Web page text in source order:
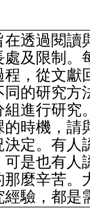
在透過閱讀
處及限制。
程，從文獻
同的研究方
組進行研究
的時機，請
決定。有人
可是也有人
那麼辛苦。
經驗，都